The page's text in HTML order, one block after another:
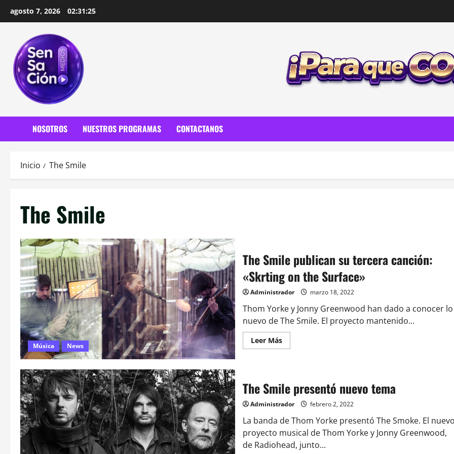
agosto 7, 2026 02:31:27
NOSOTROS NUESTROS PROGRAMAS CONTACTANOS
Inicio The Smile
The Smile
Música News
The Smile publican su tercera canción:
«Skrting on the Surface»
Administrador marzo 18, 2022
Thom Yorke y Jonny Greenwood han dado a conocer lo
nuevo de The Smile. El proyecto mantenido...
Leer MásLeer
más
publican
su
tercera
canción:
on
the
Surface»
The Smile presentó nuevo tema
Administrador febrero 2, 2022
La banda de Thom Yorke presentó The Smoke. El
proyecto musical de Thom Yorke y Jonny Greenwood,
de Radiohead, junto...